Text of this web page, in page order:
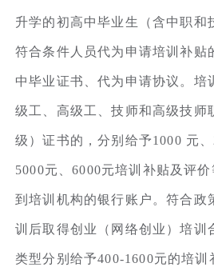
升学的初高中毕业生（含中职和
符合条件人员代为申请培训补贴
中毕业证书、代为申请协议。培
级工、高级工、技师和高级技师
级）证书的，分别给予1000 元、
5000元、6000元培训补贴及评
到培训机构的银行账户。符合政
训后取得创业（网络创业）培训
类型分别给予400-1600元的培训